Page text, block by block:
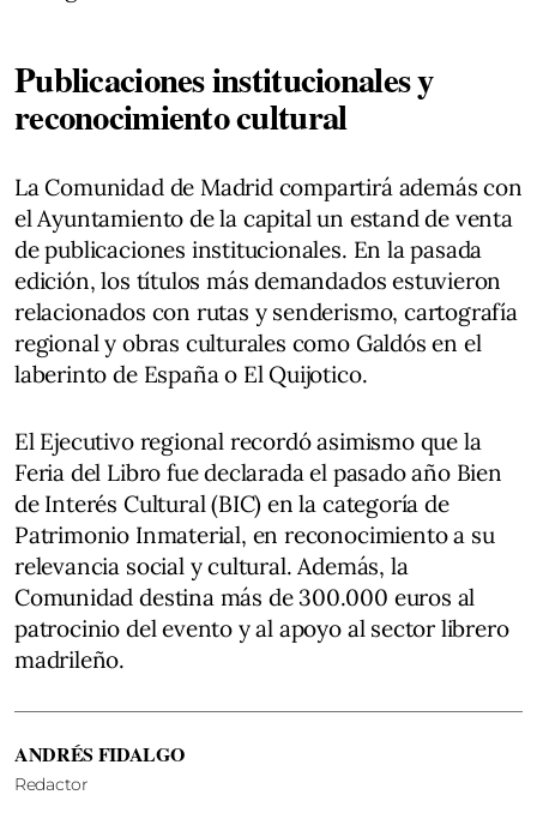
Publicaciones institucionales y
reconocimiento cultural
La Comunidad de Madrid compartirá además con
el Ayuntamiento de la capital un estand de venta
de publicaciones institucionales. En la pasada
edición, los títulos más demandados estuvieron
relacionados con rutas y senderismo, cartografía
regional y obras culturales como Galdós en el
laberinto de España o El Quijotico.
El Ejecutivo regional recordó asimismo que la
Feria del Libro fue declarada el pasado año Bien
de Interés Cultural (BIC) en la categoría de
Patrimonio Inmaterial, en reconocimiento a su
relevancia social y cultural. Además, la
Comunidad destina más de 300.000 euros al
patrocinio del evento y al apoyo al sector librero
madrileño.
ANDRÉS FIDALGO
Redactor